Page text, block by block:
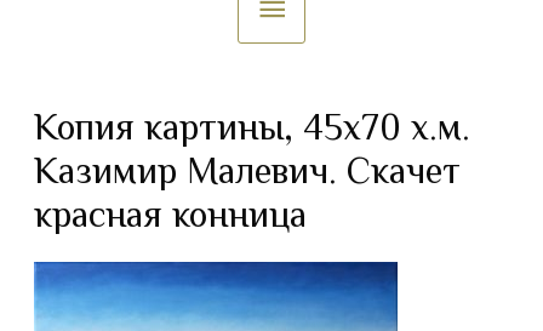
Копия картины, 45х70 х.м.
Казимир Малевич. Скачет
красная конница